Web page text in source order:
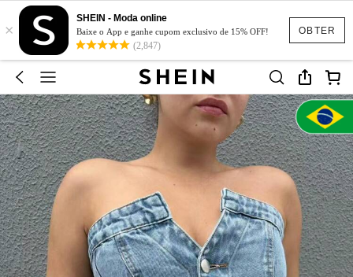
OBTER
×
SHEIN - Moda online
Baixe o App e ganhe cupom exclusivo de 15% OFF!
(2,847)